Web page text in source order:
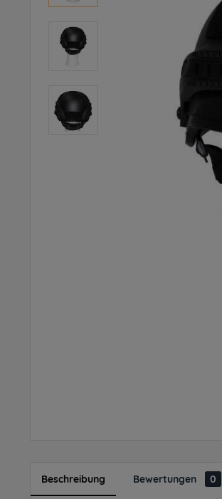
Beschreibung Bewertungen 0